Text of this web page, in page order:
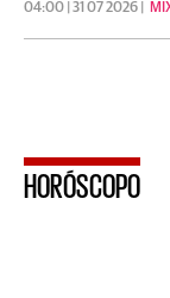
04:00 | 31 07 2026 |
HORÓSCOPO